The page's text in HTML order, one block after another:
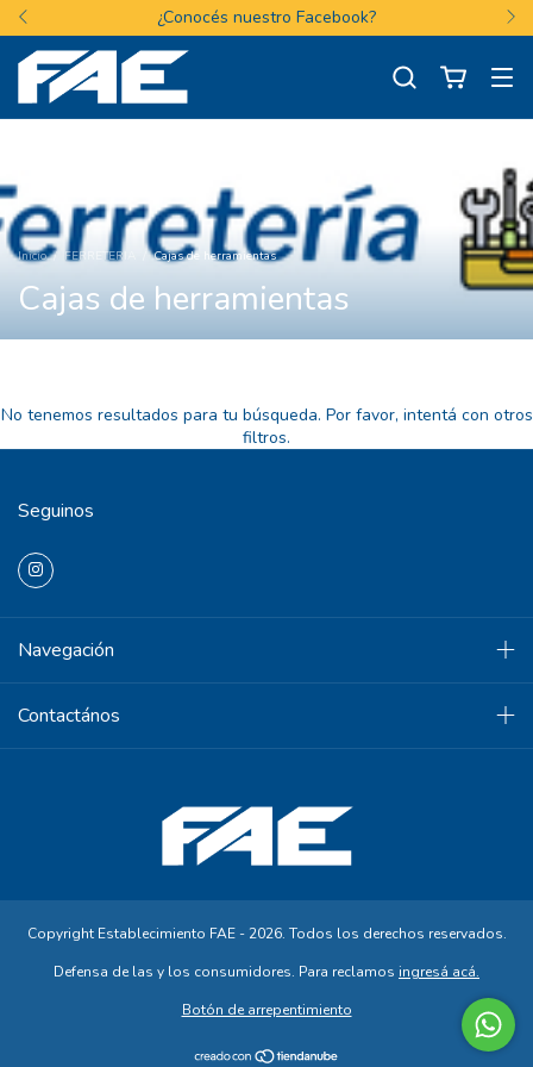
¿Conocés nuestro Facebook?
Inicio / FERRETERIA Cajas de herramientas
Cajas de herramientas
No tenemos resultados para tu búsqueda. Por favor, intentá con otros
filtros.
Seguinos
Navegación
Contactános
Copyright Establecimiento FAE - 2026. Todos los derechos reservados.
Defensa de las y los consumidores. Para reclamos ingresá acá.
Botón de arrepentimiento